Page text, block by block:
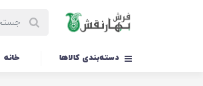
دسته‌بندی کالاها خانه